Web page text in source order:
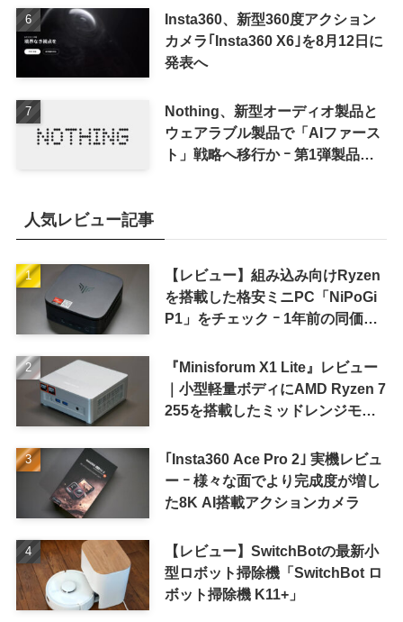
Insta360、新型360度アクション
カメラ｢Insta360 X6｣を8月12日に
発表へ
Nothing、新型オーディオ製品と
ウェアラブル製品で「AIファース
ト」戦略へ移行か ｰ 第1弾製品は
人気レビュー記事
【レビュー】組み込み向けRyzen
を搭載した格安ミニPC「NiPoGi
P1」をチェック ｰ 1年前の同価格
『Minisforum X1 Lite』レビュー
｜小型軽量ボディにAMD Ryzen 7
255を搭載したミッドレンジモデ
｢Insta360 Ace Pro 2｣ 実機レビュ
ー ｰ 様々な面でより完成度が増し
た8K AI搭載アクションカメラ
【レビュー】SwitchBotの最新小
型ロボット掃除機「SwitchBot ロ
ボット掃除機 K11+」